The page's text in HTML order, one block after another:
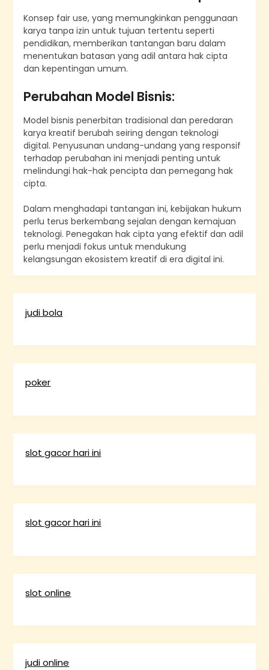
Konsep fair use, yang memungkinkan penggunaan
karya tanpa izin untuk tujuan tertentu seperti
pendidikan, memberikan tantangan baru dalam
menentukan batasan yang adil antara hak cipta
dan kepentingan umum.
Perubahan Model Bisnis:
Model bisnis penerbitan tradisional dan peredaran
karya kreatif berubah seiring dengan teknologi
digital. Penyusunan undang-undang yang responsif
terhadap perubahan ini menjadi penting untuk
melindungi hak-hak pencipta dan pemegang hak
cipta.
Dalam menghadapi tantangan ini, kebijakan hukum
perlu terus berkembang sejalan dengan kemajuan
teknologi. Penegakan hak cipta yang efektif dan adil
perlu menjadi fokus untuk mendukung
kelangsungan ekosistem kreatif di era digital ini.
judi bola
poker
slot gacor hari ini
slot gacor hari ini
slot online
judi online